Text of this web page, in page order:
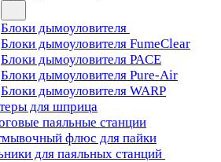
Блоки дымоуловителя
Блоки дымоуловителя FumeClear
Блоки дымоуловителя PACE
Блоки дымоуловителя Pure-Air
Блоки дымоуловителя WARP
для шприца
паяльные станции
флюс для пайки
для паяльных станций